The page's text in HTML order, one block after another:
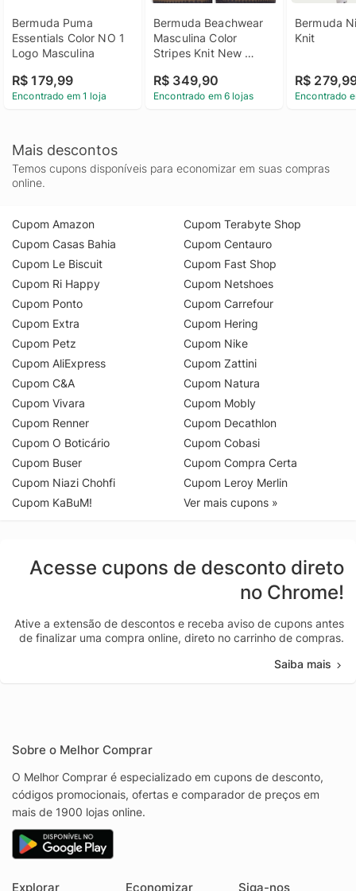
Bermuda Puma
Essentials Color NO 1
Logo Masculina
R$ 179,99
Encontrado em 1 loja
Bermuda Beachwear
Masculina Color
Stripes Knit New
R$ 349,90
Encontrado em 6 lojas
Bermuda
Knit
R$
Encontrado
Mais descontos
Temos cupons disponíveis para economizar em suas compras
online.
Cupom Amazon
Cupom Casas Bahia
Cupom Le Biscuit
Cupom Ri Happy
Cupom Ponto
Cupom Extra
Cupom Petz
Cupom AliExpress
Cupom C&A
Cupom Vivara
Cupom Renner
Cupom O Boticário
Cupom Buser
Cupom Niazi Chohfi
Cupom KaBuM!
Cupom Terabyte Shop
Cupom Centauro
Cupom Fast Shop
Cupom Netshoes
Cupom Carrefour
Cupom Hering
Cupom Nike
Cupom Zattini
Cupom Natura
Cupom Mobly
Cupom Decathlon
Cupom Cobasi
Cupom Compra Certa
Cupom Leroy Merlin
Ver mais cupons »
Acesse cupons de desconto direto
no Chrome!
Ative a extensão de descontos e receba aviso de cupons antes
de finalizar uma compra online, direto no carrinho de compras.
Saiba mais
Sobre o Melhor Comprar
O Melhor Comprar é especializado em cupons de desconto,
códigos promocionais, ofertas e comparador de preços em
mais de 1900 lojas online.
Explorar Economizar Siga-nos